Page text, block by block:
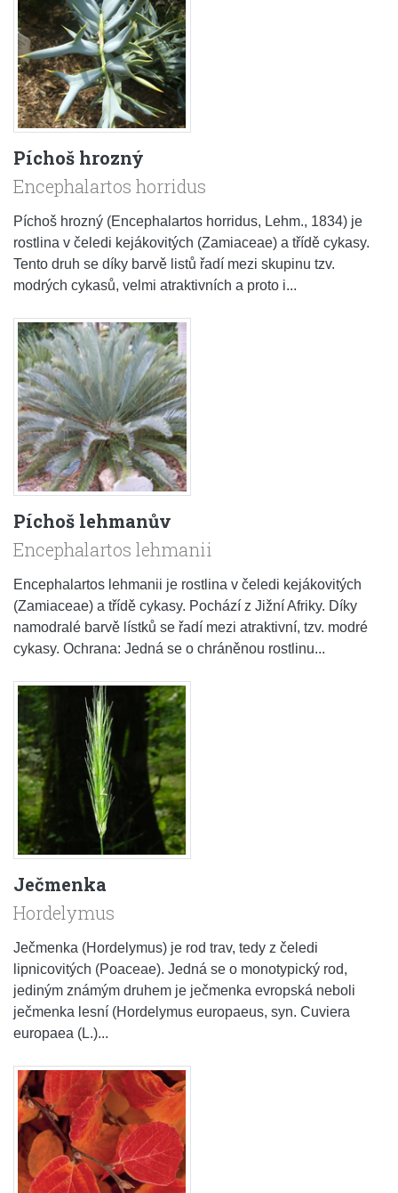
Píchoš hrozný
Encephalartos horridus
Píchoš hrozný (Encephalartos horridus, Lehm., 1834) je
rostlina v čeledi kejákovitých (Zamiaceae) a třídě cykasy.
Tento druh se díky barvě listů řadí mezi skupinu tzv.
modrých cykasů, velmi atraktivních a proto i...
Píchoš lehmanův
Encephalartos lehmanii
Encephalartos lehmanii je rostlina v čeledi kejákovitých
(Zamiaceae) a třídě cykasy. Pochází z Jižní Afriky. Díky
namodralé barvě lístků se řadí mezi atraktivní, tzv. modré
cykasy. Ochrana: Jedná se o chráněnou rostlinu...
Ječmenka
Hordelymus
Ječmenka (Hordelymus) je rod trav, tedy z čeledi
lipnicovitých (Poaceae). Jedná se o monotypický rod,
jediným známým druhem je ječmenka evropská neboli
ječmenka lesní (Hordelymus europaeus, syn. Cuviera
europaea (L.)...